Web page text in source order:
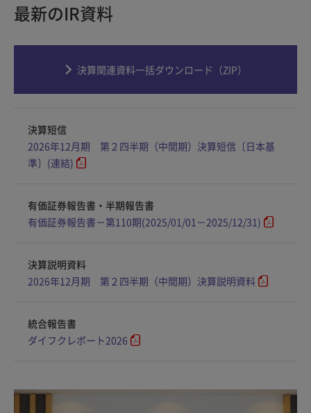
最新のIR資料
決算関連資料一括ダウンロード（ZIP）
決算短信
2026年12月期 第２四半期（中間期）決算短信〔日本基
準〕(連結)
有価証券報告書・半期報告書
有価証券報告書－第110期(2025/01/01－2025/12/31)
決算説明資料
2026年12月期 第２四半期（中間期）決算説明資料
統合報告書
ダイフクレポート2026